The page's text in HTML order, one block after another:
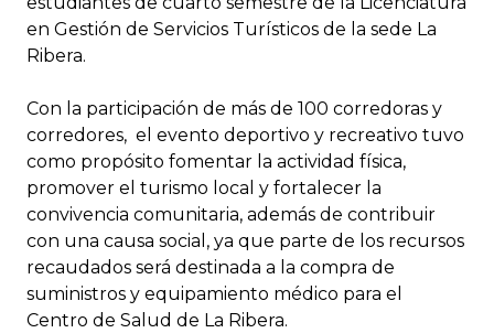
en Gestión de Servicios Turísticos de la sede La
Ribera.
Con la participación de más de 100 corredoras y
corredores, el evento deportivo y recreativo tuvo
como propósito fomentar la actividad física,
promover el turismo local y fortalecer la
convivencia comunitaria, además de contribuir
con una causa social, ya que parte de los recursos
recaudados será destinada a la compra de
suministros y equipamiento médico para el
Centro de Salud de La Ribera.